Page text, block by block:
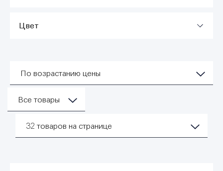
По возрастанию цены
Все товары
32 товаров на странице
Цвет